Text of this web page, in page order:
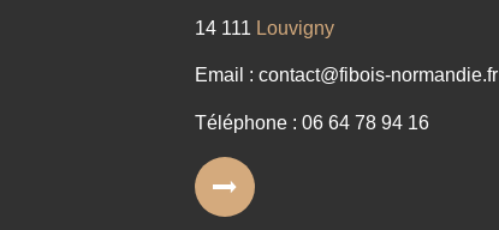
14 111 Louvigny
Email : contact@fibois-normandie.fr
Téléphone : 06 64 78 94 16